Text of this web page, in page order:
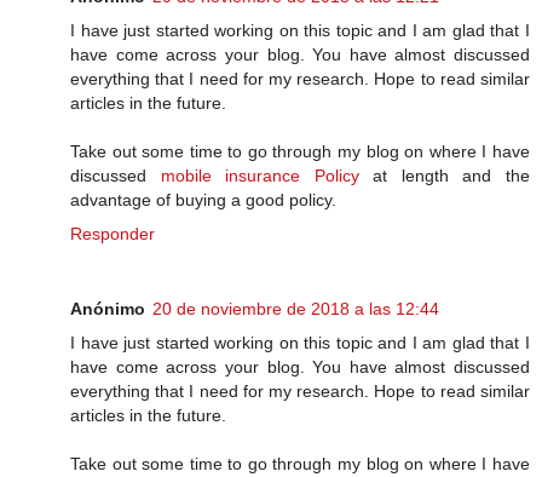
I have just started working on this topic and I am glad that I
have come across your blog. You have almost discussed
everything that I need for my research. Hope to read similar
articles in the future.
Take out some time to go through my blog on where I have
discussed mobile insurance Policyat length and the
advantage of buying a good policy.
Responder
Anónimo 20 de noviembre de 2018 a las 12:44
I have just started working on this topic and I am glad that I
have come across your blog. You have almost discussed
everything that I need for my research. Hope to read similar
articles in the future.
Take out some time to go through my blog on where I have